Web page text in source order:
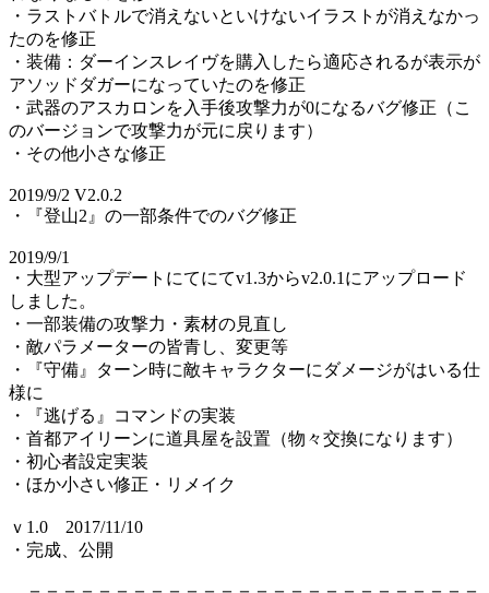
・ラストバトルで消えないといけないイラストが消えなかっ
たのを修正
・装備：ダーインスレイヴを購入したら適応されるが表示が
アソッドダガーになっていたのを修正
・武器のアスカロンを入手後攻撃力が0になるバグ修正（こ
のバージョンで攻撃力が元に戻ります）
・その他小さな修正
2019/9/2 V2.0.2
・『登山2』の一部条件でのバグ修正
2019/9/1
・大型アップデートにてにてv1.3からv2.0.1にアップロード
しました。
・一部装備の攻撃力・素材の見直し
・敵パラメーターの皆青し、変更等
・『守備』ターン時に敵キャラクターにダメージがはいる仕
様に
・『逃げる』コマンドの実装
・首都アイリーンに道具屋を設置（物々交換になります）
・初心者設定実装
・ほか小さい修正・リメイク
ｖ1.0 2017/11/10
・完成、公開